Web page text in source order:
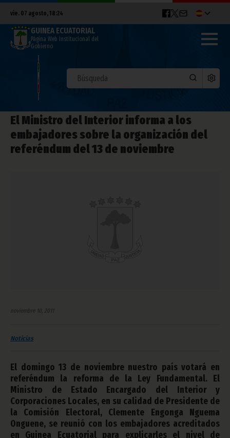
vie. 07 agosto, 18:24
GUINEA ECUATORIAL
Página Web Institucional del
Gobierno
El Ministro del Interior informa a los
embajadores sobre la organización del
referéndum del 13 de noviembre
noviembre 10, 2011
Noticias
El domingo 13 de noviembre nuestro país votará en
referéndum la reforma de la Ley Fundamental. El
Ministro de Estado Encargado del Interior y
Corporaciones Locales, en su calidad de Presidente de
la Comisión Electoral, Clemente Engonga Nguema
Onguene, se reunió con los embajadores acreditados
en Guinea Ecuatorial para explicarles el nivel de